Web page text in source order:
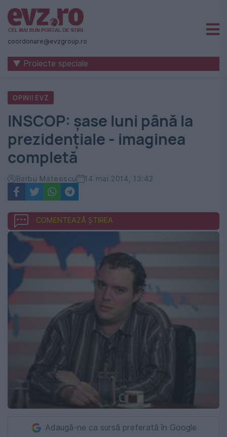
Știri
naționale
internaționale
România
Evenimentul
Zilei
coordonare@evzgroup.ro
▼ Proiecte speciale
OPINII EVZ
INSCOP: șase luni până la
prezidențiale - imaginea
completă
Barbu Mateescu 14 mai 2014, 13:42
COMENTEAZĂ ȘTIREA
Adaugă-ne ca sursă preferată în Google